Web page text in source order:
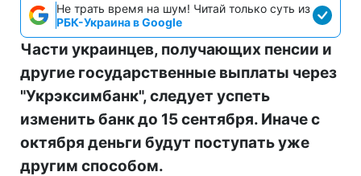
Не трать время на шум! Читай только суть из
РБК-Украина в Google
Части украинцев, получающих пенсии и
другие государственные выплаты через
"Укрэксимбанк", следует успеть
изменить банк до 15 сентября. Иначе с
октября деньги будут поступать уже
другим способом.